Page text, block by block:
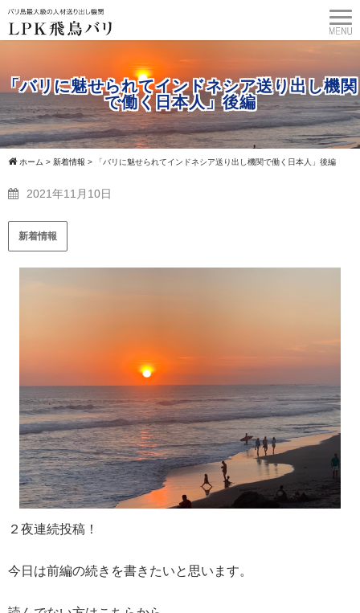
「バリに魅せられてインドネシア送り出し機関
で働く日本人」後編
ホーム > 新着情報 > 「バリに魅せられてインドネシア送り出し機関で働く日本人」後編
2021年11月10日
新着情報
２夜連続投稿！
今日は前編の続きを書きたいと思います。